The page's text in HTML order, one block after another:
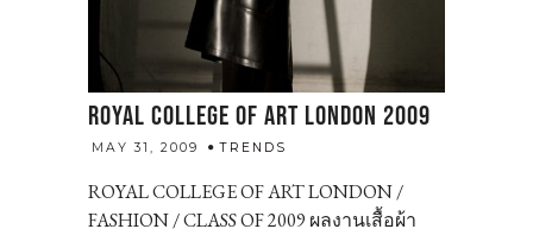
ROYAL COLLEGE OF ART LONDON 2009
MAY 31, 2009 TRENDS
ROYAL COLLEGE OF ART LONDON /
FASHION / CLASS OF 2009 ผลงานเสื้อผ้า